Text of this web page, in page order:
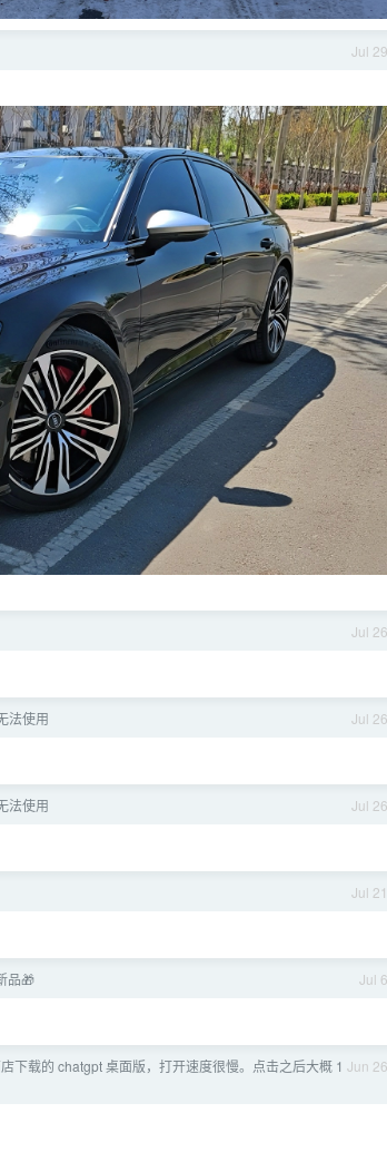
Jul 29
Jul 26
Jul 26
法使用
Jul 26
法使用
Jul 21
Jul 6
品🎁
Jun 26
下载的 chatgpt 桌面版，打开速度很慢。点击之后大概 1